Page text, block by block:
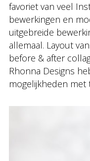
favoriet van veel
bewerkingen en
uitgebreide
allemaal. Layout
before & after
Rhonna Designs
mogelijkheden met